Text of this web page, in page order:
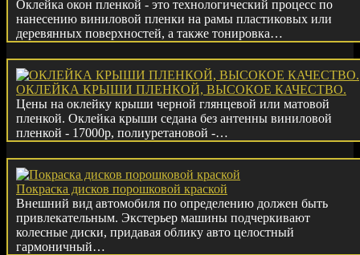
Оклейка окон пленкой - это технологический процесс по
нанесению виниловой пленки на рамы пластиковых или
деревянных поверхностей, а также тонировка…
ОКЛЕЙКА КРЫШИ ПЛЕНКОЙ, ВЫСОКОЕ КАЧЕСТВО.
Цены на оклейку крыши черной глянцевой или матовой
пленкой. Оклейка крыши седана без антенны виниловой
пленкой - 17000р, полиуретановой -…
Покраска дисков порошковой краской
Внешний вид автомобиля по определению должен быть
привлекательным. Экстерьер машины подчеркивают
колесные диски, придавая облику авто целостный
гармоничный…